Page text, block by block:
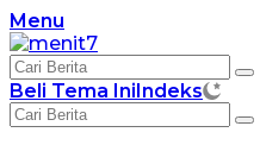
Langsung
ke
konten
Menu
Beli Tema IniIndeks